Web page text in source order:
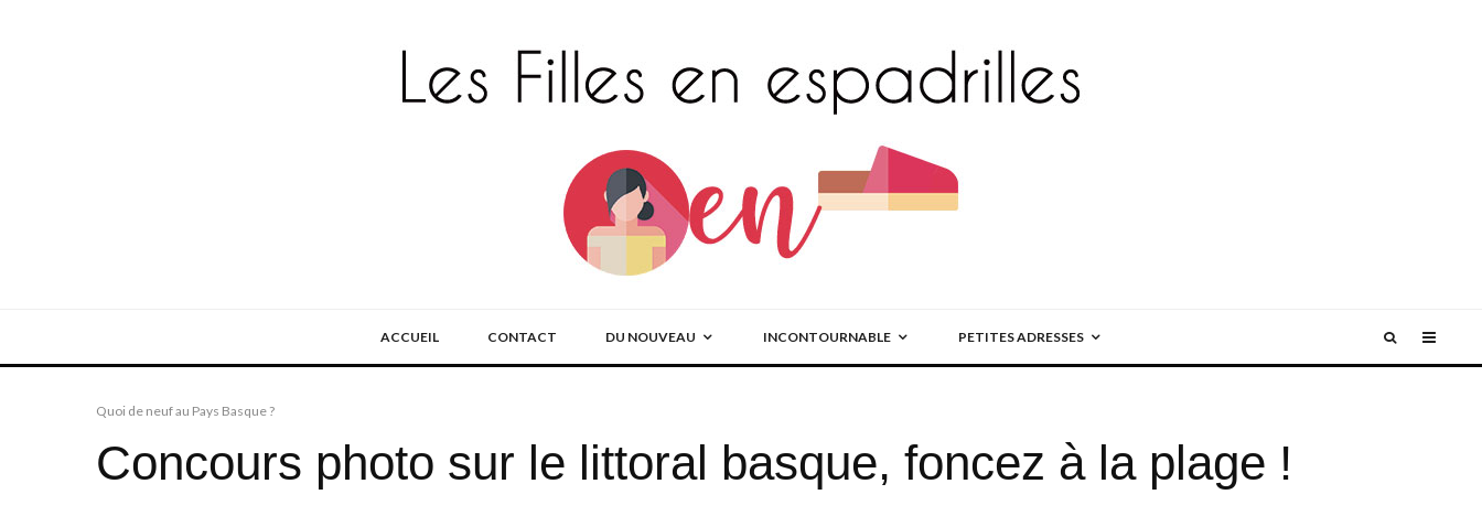
ACCUEIL CONTACT DU NOUVEAU INCONTOURNABLE PETITES ADRESSES
Quoi de neuf au Pays Basque ?
Concours photo sur le littoral basque, foncez à la plage !